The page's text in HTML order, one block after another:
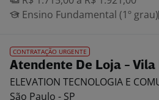
Ensino Fundamental (1º grau)
CONTRATAÇÃO URGENTE
Atendente De Loja - Vila
ELEVATION TECNOLOGIA E
São Paulo - SP